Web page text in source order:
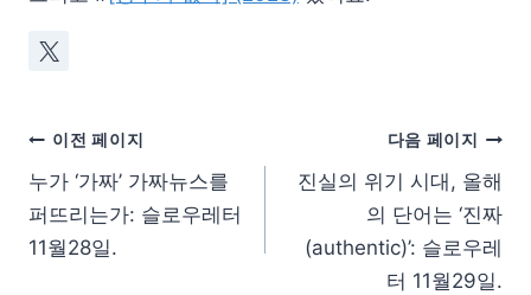
이전 페이지
누가 ‘가짜’ 가짜뉴스를
퍼뜨리는가: 슬로우레터
11월28일.
다음 페이지
진실의 위기 시대, 올해
의 단어는 ‘진짜
(authentic)’: 슬로우레
터 11월29일.